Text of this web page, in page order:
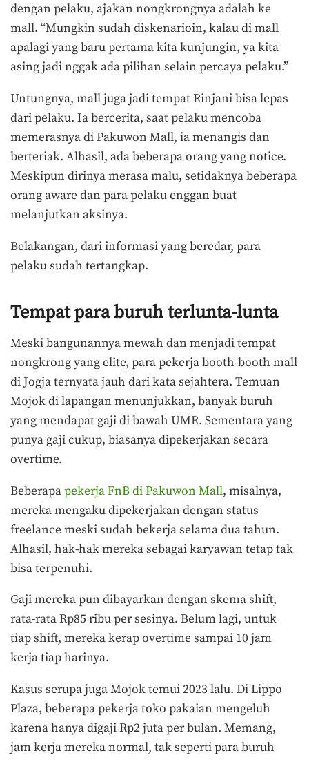
dengan pelaku, ajakan nongkrongnya adalah ke
mall. “Mungkin sudah diskenarioin, kalau di mall
apalagi yang baru pertama kita kunjungin, ya kita
asing jadi nggak ada pilihan selain percaya pelaku.”
Untungnya, mall juga jadi tempat Rinjani bisa lepas
dari pelaku. Ia bercerita, saat pelaku mencoba
memerasnya di Pakuwon Mall, ia menangis dan
berteriak. Alhasil, ada beberapa orang yang notice.
Meskipun dirinya merasa malu, setidaknya beberapa
orang aware dan para pelaku enggan buat
melanjutkan aksinya.
Belakangan, dari informasi yang beredar, para
pelaku sudah tertangkap.
Tempat para buruh terlunta-lunta
Meski bangunannya mewah dan menjadi tempat
nongkrong yang elite, para pekerja booth-booth mall
di Jogja ternyata jauh dari kata sejahtera. Temuan
Mojok di lapangan menunjukkan, banyak buruh
yang mendapat gaji di bawah UMR. Sementara yang
punya gaji cukup, biasanya dipekerjakan secara
overtime.
Beberapapekerja FnB di Pakuwon Mall, misalnya,
mereka mengaku dipekerjakan dengan status
freelance meski sudah bekerja selama dua tahun.
Alhasil, hak-hak mereka sebagai karyawan tetap tak
bisa terpenuhi.
Gaji mereka pun dibayarkan dengan skema shift,
rata-rata Rp85 ribu per sesinya. Belum lagi, untuk
tiap shift, mereka kerap overtime sampai 10 jam
kerja tiap harinya.
Kasus serupa juga Mojok temui 2023 lalu. Di Lippo
Plaza, beberapa pekerja toko pakaian mengeluh
karena hanya digaji Rp2 juta per bulan. Memang,
jam kerja mereka normal, tak seperti para buruh